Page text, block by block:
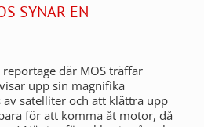
SYNAR EN
där MOS träffar
upp sin magnifika
satelliter och att klättra upp
för att komma åt motor, då